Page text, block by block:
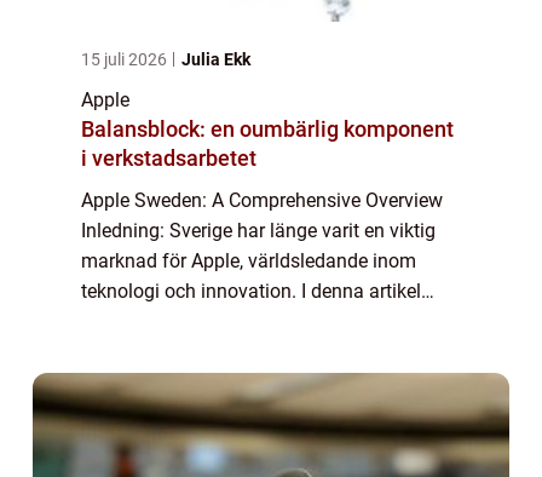
15 juli 2026 Julia Ekk
Apple
Balansblock: en oumbärlig komponent
i verkstadsarbetet
Apple Sweden: A Comprehensive Overview
Inledning: Sverige har länge varit en viktig
marknad för Apple, världsledande inom
teknologi och innovation. I denna artikel